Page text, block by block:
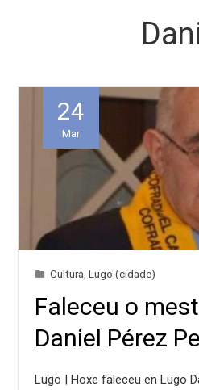
24
Mar
Cultura ,Lugo (cidade)
Faleceu o
Daniel Pérez
Lugo | Hoxe faleceu en Lugo